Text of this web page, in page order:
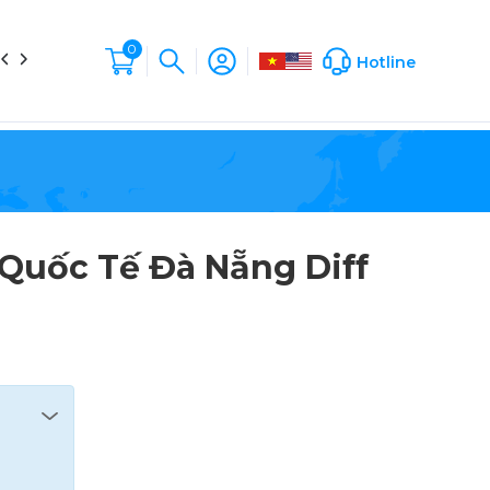
Tin tức Liên hệ Hộp Sản Phẩm Company Profile
0
Hotline
Tế Đà Nẵng Diff